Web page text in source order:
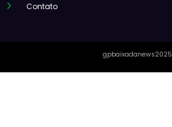
Contato
gpbaixadanews2025